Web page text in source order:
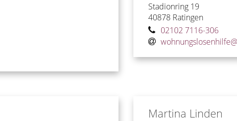
Stadionring 19
40878 Ratingen
02102 7116-306
Martina Linden